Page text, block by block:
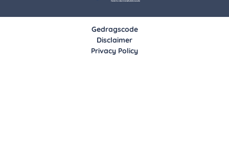
Gedragscode
Disclaimer
Privacy Policy